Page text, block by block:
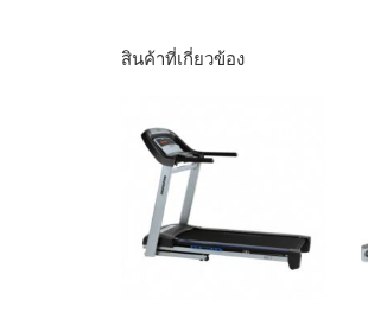
สินค้าที่เกี่ยวข้อง